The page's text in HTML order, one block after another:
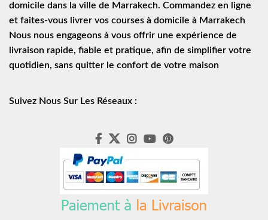
domicile dans la ville de Marrakech. Commandez en ligne
et faites-vous livrer vos courses à domicile à Marrakech
Nous nous engageons à vous offrir une expérience de
livraison rapide, fiable et pratique, afin de simplifier votre
quotidien, sans quitter le confort de votre maison
Suivez Nous Sur Les Réseaux :